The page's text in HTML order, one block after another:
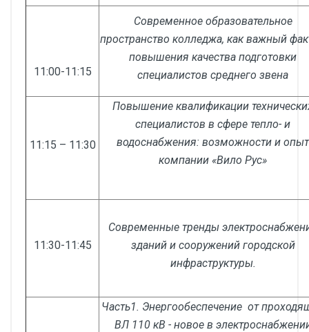
11:00-11:15
Современное образовательное
пространство колледжа, как важный
повышения качества подготовки
специалистов среднего звена
11:15 – 11:30
Повышение квалификации
специалистов в сфере тепло- и
водоснабжения: возможности и опыт
компании «Вило Рус»
11:30-11:45
Современные тренды
зданий и сооружений городской
инфраструктуры.
Часть1. Энергообеспечение от
ВЛ 110 кВ - новое в